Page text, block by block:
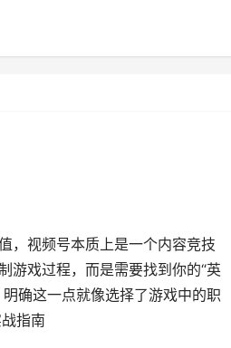
，视频号本质上是一个内容竞技
游戏过程，而是需要找到你的“英
确这一点就像选择了游戏中的职
指南